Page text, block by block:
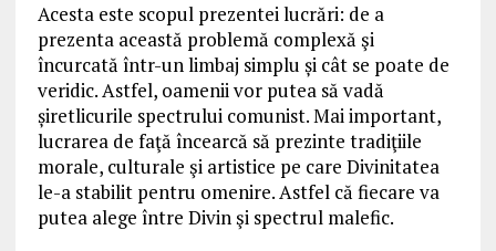
Acesta este scopul prezentei lucrări: de a
prezenta această problemă complexă şi
încurcată într-un limbaj simplu și cât se poate de
veridic. Astfel, oamenii vor putea să vadă
șiretlicurile spectrului comunist. Mai important,
lucrarea de faţă încearcă să prezinte tradiţiile
morale, culturale şi artistice pe care Divinitatea
le-a stabilit pentru omenire. Astfel că fiecare va
putea alege între Divin şi spectrul malefic.